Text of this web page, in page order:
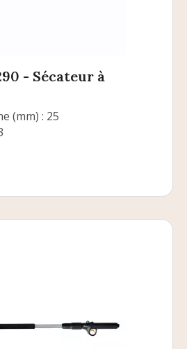
- Sécateur à
(mm) : 25